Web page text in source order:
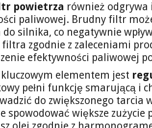
powietrza również
paliwowej. Brudny filtr
silnika, co negatywnie
zgodnie z zaleceniami
efektywności paliwowej
elementem jest
pełni funkcję smarującą i
do zwiększonego tarcia
spowodować większe zużycie